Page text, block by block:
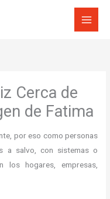
Cerca de
de Fatima
por eso como personas
a salvo, con sistemas o
los hogares, empresas,